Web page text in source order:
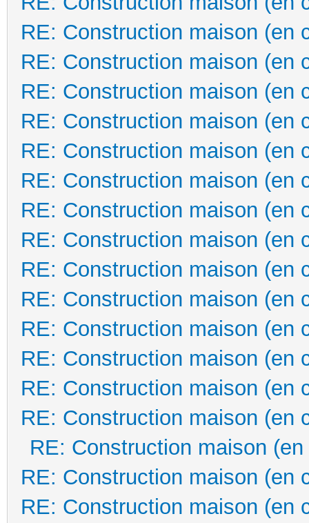
RE: Construction maison (en
RE: Construction maison (en
RE: Construction maison (en
RE: Construction maison (en
RE: Construction maison (en
RE: Construction maison (en
RE: Construction maison (en
RE: Construction maison (en
RE: Construction maison (en
RE: Construction maison (en
RE: Construction maison (en
RE: Construction maison (en
RE: Construction maison (en
RE: Construction maison (en
RE: Construction maison
RE: Construction maison (en
RE: Construction maison (en